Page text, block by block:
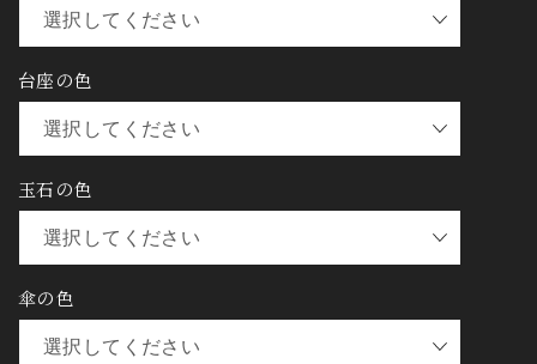
台座の色
玉石の色
傘の色